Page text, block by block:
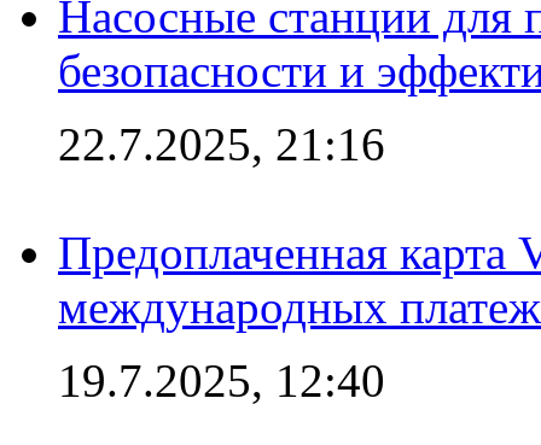
Насосные станции для
безопасности и
22.7.2025, 21:16
Предоплаченная карта
международных
19.7.2025, 12:40